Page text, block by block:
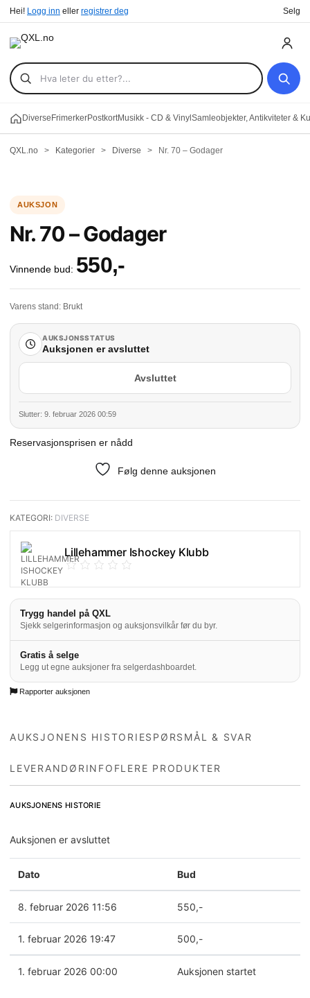
Hei! Logg inn eller registrer deg Selg
Diverse FrimerkerPostkortMusikk - CD & Vinyl Samleobjekter, Antikviteter &
QXL.no > Kategorier > Diverse > Nr. 70 – Godager
Nr. 70 – Godager
Vinnende bud: 550,-
Varens stand: Brukt
AUKSJONSSTATUS
Auksjonen er avsluttet
Avsluttet
Slutter: 9. februar 2026 00:59
Reservasjonsprisen er nådd
Følg denne auksjonen
KATEGORI: DIVERSE
Lillehammer Ishockey Klubb
Trygg handel på QXL
Sjekk selgerinformasjon og auksjonsvilkår før du byr.
Gratis å selge
Legg ut egne auksjoner fra selgerdashboardet.
Rapporter auksjonen
AUKSJONENS HISTORIESPØRSMÅL & SVAR
LEVERANDØRINFO FLERE PRODUKTER
AUKSJONENS HISTORIE
Auksjonen er avsluttet
Dato Bud
8. februar 2026 11:56 550,-
1. februar 2026 19:47 500,-
1. februar 2026 00:00 Auksjonen startet